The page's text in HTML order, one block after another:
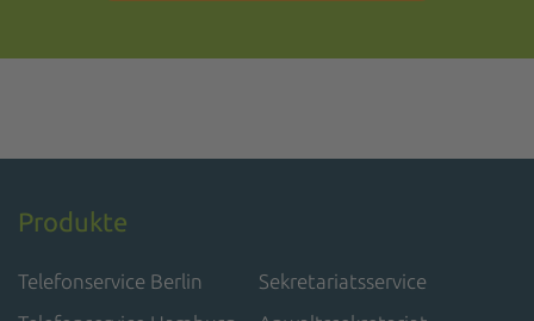
Produkte
Telefonservice Berlin
Sekretariatsservice